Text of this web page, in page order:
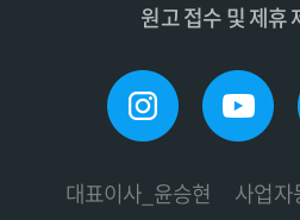
원고 접수 및 제휴
대표이사_윤승현
사업